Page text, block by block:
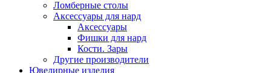
Ломберные столы
Аксессуары для нард
Аксессуары
Фишки для нард
Кости. Зары
Другие производители
Ювелирные изделия